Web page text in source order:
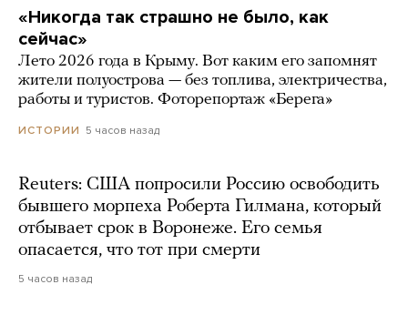
«Никогда так страшно не было, как
сейчас»
Лето 2026 года в Крыму. Вот каким его запомнят
жители полуострова — без топлива, электричества,
работы и туристов. Фоторепортаж «Берега»
ИСТОРИИ 5 часов назад
Reuters: США попросили Россию освободить
бывшего морпеха Роберта Гилмана, который
отбывает срок в Воронеже. Его семья
опасается, что тот при смерти
5 часов назад